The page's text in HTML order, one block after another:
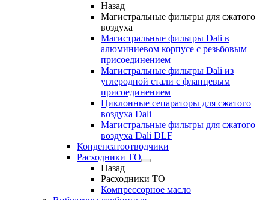
Назад
Магистральные фильтры для сжатого
воздуха
Магистральные фильтры Dali в
алюминиевом корпусе с резьбовым
присоединением
Магистральные фильтры Dali из
углеродной стали с фланцевым
присоединением
Циклонные сепараторы для сжатого
воздуха Dali
Магистральные фильтры для сжатого
воздуха Dali DLF
Конденсатоотводчики
Расходники ТО
Назад
Расходники ТО
Компрессорное масло